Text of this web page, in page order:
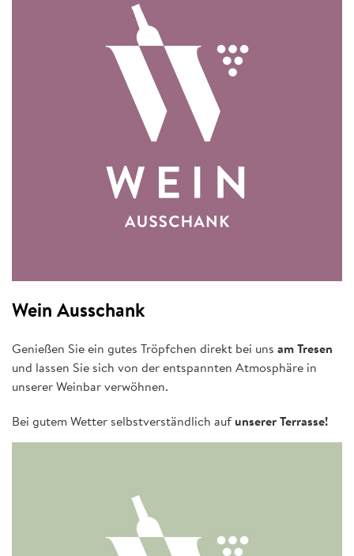
Wein Ausschank
Genießen Sie ein gutes Tröpfchen direkt bei uns am Tresen
und lassen Sie sich von der entspannten Atmosphäre in
unserer Weinbar verwöhnen.
Bei gutem Wetter selbstverständlich aufunserer Terrasse!